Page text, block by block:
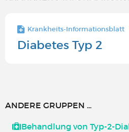
Krankheits-Informationsblatt
Diabetes Typ 2
ANDERE GRUPPEN ...
Behandlung von Typ-2-